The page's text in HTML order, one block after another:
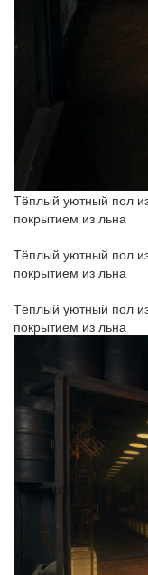
Тёплый уютный пол
покрытием из льна
Тёплый уютный пол
покрытием из льна
Тёплый уютный пол
покрытием из льна